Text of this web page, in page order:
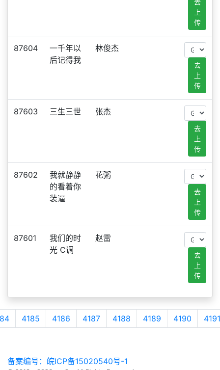
去
上
传
87604
一千年以
后记得我
林俊杰
去
上
传
87603 三生三世 张杰
去
上
传
87602
我就静静
的看着你
装逼
花粥
去
上
传
87601
我们的时
光 C调
赵雷
去
上
传
4185 4186 4187 4188 4189 4190 4191
备案编号：皖ICP备15020540号-1